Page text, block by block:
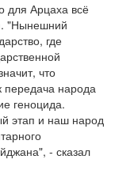
для Арцаха всё
"Нынешний
где
что
передача народа
геноцида.
этап и наш народ
- сказал